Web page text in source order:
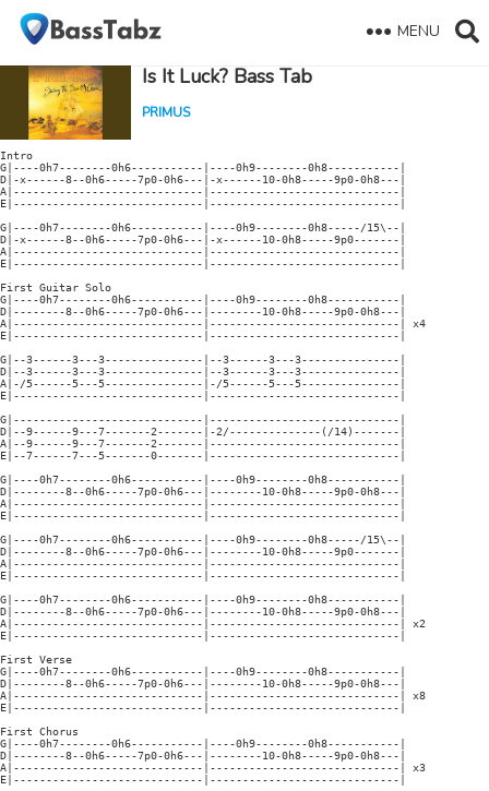
MENU
Is It Luck? Bass Tab
PRIMUS
Intro
G|----0h7--------0h6-----------|----0h9--------0h8-----------|
D|-x------8--0h6-----7p0-0h6---|-x------10-0h8-----9p0-0h8---|
A|-----------------------------|-----------------------------|
E|-----------------------------|-----------------------------|
G|----0h7--------0h6-----------|----0h9--------0h8-----/15\--|
D|-x------8--0h6-----7p0-0h6---|-x------10-0h8-----9p0-------|
A|-----------------------------|-----------------------------|
E|-----------------------------|-----------------------------|
First Guitar Solo
G|----0h7--------0h6-----------|----0h9--------0h8-----------|
D|--------8--0h6-----7p0-0h6---|--------10-0h8-----9p0-0h8---|
A|-----------------------------|-----------------------------| x4
E|-----------------------------|-----------------------------|
G|--3------3---3---------------|--3------3---3---------------|
D|--3------3---3---------------|--3------3---3---------------|
A|-/5------5---5---------------|-/5------5---5---------------|
E|-----------------------------|-----------------------------|
G|-----------------------------|-----------------------------|
D|--9------9---7-------2-------|-2/--------------(/14)-------|
A|--9------9---7-------2-------|-----------------------------|
E|--7------7---5-------0-------|-----------------------------|
G|----0h7--------0h6-----------|----0h9--------0h8-----------|
D|--------8--0h6-----7p0-0h6---|--------10-0h8-----9p0-0h8---|
A|-----------------------------|-----------------------------|
E|-----------------------------|-----------------------------|
G|----0h7--------0h6-----------|----0h9--------0h8-----/15\--|
D|--------8--0h6-----7p0-0h6---|--------10-0h8-----9p0-------|
A|-----------------------------|-----------------------------|
E|-----------------------------|-----------------------------|
G|----0h7--------0h6-----------|----0h9--------0h8-----------|
D|--------8--0h6-----7p0-0h6---|--------10-0h8-----9p0-0h8---|
A|-----------------------------|-----------------------------| x2
E|-----------------------------|-----------------------------|
First Verse
G|----0h7--------0h6-----------|----0h9--------0h8-----------|
D|--------8--0h6-----7p0-0h6---|--------10-0h8-----9p0-0h8---|
A|-----------------------------|-----------------------------| x8
E|-----------------------------|-----------------------------|
First Chorus
G|----0h7--------0h6-----------|----0h9--------0h8-----------|
D|--------8--0h6-----7p0-0h6---|--------10-0h8-----9p0-0h8---|
A|-----------------------------|-----------------------------| x3
E|-----------------------------|-----------------------------|